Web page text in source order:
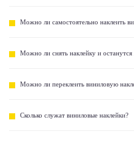
Можно ли самостоятельно наклеить
Можно ли снять наклейку и останутся
Можно ли переклеить виниловую
Сколько служат виниловые наклейки?